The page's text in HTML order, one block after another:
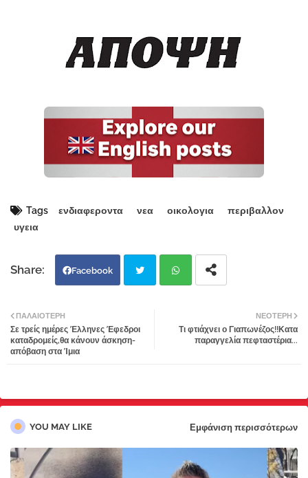
Tags ενδιαφεροντα νεα οικολογια
περιβαλλον
υγεια
Facebook
tter atsa
ΝΕΌΤΕΡΗ
Τι φτιάχνει ο Γιαπωνέζος!!Κατα
παραγγελία πεφταστέρια...
ΠΑΛΑΙΌΤΕΡΗ
Σε τρείς ημέρες Έλληνες Έφεδροι
καταδρομείς,θα κάνουν άσκηση-
απόβαση στα Ίμια
YOU MAY LIKE Εμφάνιση περισσότερων